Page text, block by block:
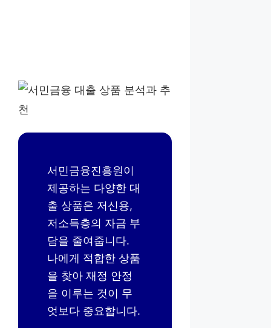
서민금융진흥원이
제공하는 다양한 대
출 상품은 저신용,
저소득층의 자금 부
담을 줄여줍니다.
나에게 적합한 상품
을 찾아 재정 안정
을 이루는 것이 무
엇보다 중요합니다.